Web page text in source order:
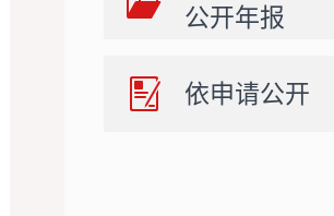
公开年报
依申请公开